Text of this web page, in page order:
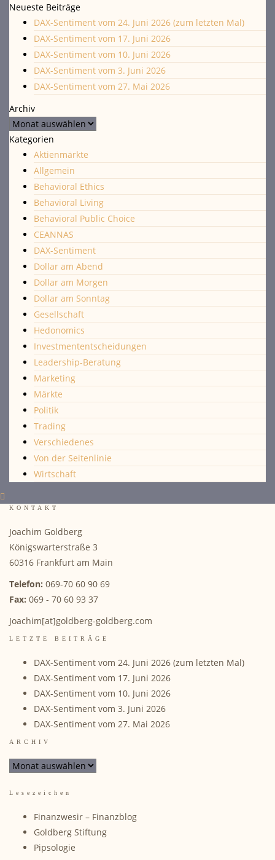
Neueste Beiträge
DAX-Sentiment vom 24. Juni 2026 (zum letzten Mal)
DAX-Sentiment vom 17. Juni 2026
DAX-Sentiment vom 10. Juni 2026
DAX-Sentiment vom 3. Juni 2026
DAX-Sentiment vom 27. Mai 2026
Archiv
Archiv
Kategorien
Aktienmärkte
Allgemein
Behavioral Ethics
Behavioral Living
Behavioral Public Choice
CEANNAS
DAX-Sentiment
Dollar am Abend
Dollar am Morgen
Dollar am Sonntag
Gesellschaft
Hedonomics
Investmententscheidungen
Leadership-Beratung
Marketing
Märkte
Politik
Trading
Verschiedenes
Von der Seitenlinie
Wirtschaft
KONTAKT
Joachim Goldberg
Königswarterstraße 3
60316 Frankfurt am Main
Telefon: 069-70 60 90 69
Fax: 069 - 70 60 93 37
Joachim[at]goldberg-goldberg.com
LETZTE BEITRÄGE
DAX-Sentiment vom 24. Juni 2026 (zum letzten Mal)
DAX-Sentiment vom 17. Juni 2026
DAX-Sentiment vom 10. Juni 2026
DAX-Sentiment vom 3. Juni 2026
DAX-Sentiment vom 27. Mai 2026
ARCHIV
ARCHIV
Lesezeichen
Finanzwesir – Finanzblog
Goldberg Stiftung
Pipsologie